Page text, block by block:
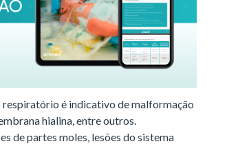
é indicativo de malformação
hialina, entre outros.
de partes moles, lesões do sistema